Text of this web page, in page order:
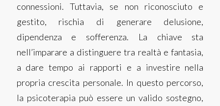
connessioni. Tuttavia, se non riconosciuto e
gestito, rischia di generare delusione,
dipendenza e sofferenza. La chiave sta
nell’imparare a distinguere tra realtà e fantasia,
a dare tempo ai rapporti e a investire nella
propria crescita personale. In questo percorso,
la psicoterapia può essere un valido sostegno,